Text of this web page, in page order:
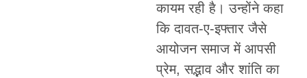
कायम रही है। उन्होंने कहा
कि दावत-ए-इफ्तार जैसे
आयोजन समाज में आपसी
प्रेम, सद्भाव और शांति का